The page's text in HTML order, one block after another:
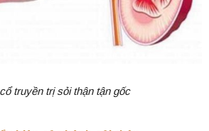
truyền trị sỏi thận tận gốc